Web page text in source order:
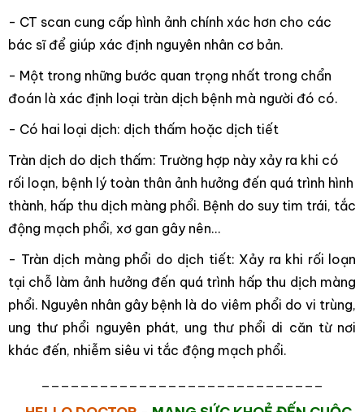
- CT scan cung cấp hình ảnh chính xác hơn cho các
bác sĩ để giúp xác định nguyên nhân cơ bản.
- Một trong những bước quan trọng nhất trong chẩn
đoán là xác định loại tràn dịch bệnh mà người đó có.
- Có hai loại dịch: dịch thấm hoặc dịch tiết
Tràn dịch do dịch thấm: Trường hợp này xảy ra khi có
rối loạn, bệnh lý toàn thân ảnh hưởng đến quá trình hình
thành, hấp thu dịch màng phổi. Bệnh do suy tim trái, tắc
động mạch phổi, xơ gan gây nên...
- Tràn dịch màng phổi do dịch tiết: Xảy ra khi rối loạn
tại chỗ làm ảnh hưởng đến quá trình hấp thu dịch màng
phổi. Nguyên nhân gây bệnh là do viêm phổi do vi trùng,
ung thư phổi nguyên phát, ung thư phổi di căn từ nơi
khác đến, nhiễm siêu vi tắc động mạch phổi.